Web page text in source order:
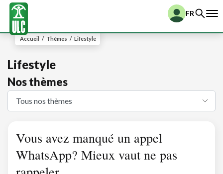
FR
Accueil / Thèmes / Lifestyle
Lifestyle
Nos thèmes
Vous avez manqué un appel
WhatsApp? Mieux vaut ne pas